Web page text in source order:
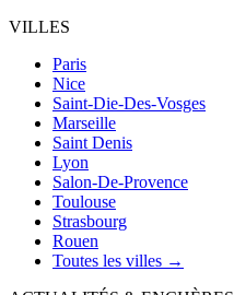
VILLES
Paris
Nice
Saint-Die-Des-Vosges
Marseille
Saint Denis
Lyon
Salon-De-Provence
Toulouse
Strasbourg
Rouen
Toutes les villes →